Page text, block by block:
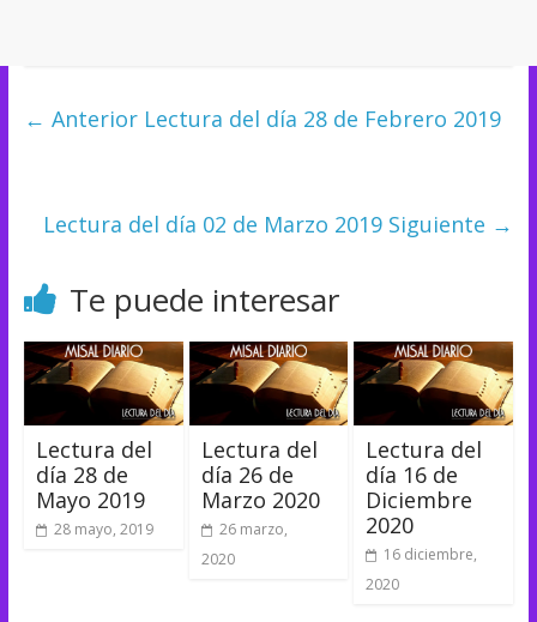
← AnteriorLectura del día 28 de Febrero 2019
Lectura del día 02 de Marzo 2019 Siguiente →
Te puede interesar
Lectura del
día 28 de
Mayo 2019
28 mayo, 2019
Lectura del
día 26 de
Marzo 2020
26 marzo,
2020
Lectura del
día 16 de
Diciembre
2020
16 diciembre,
2020